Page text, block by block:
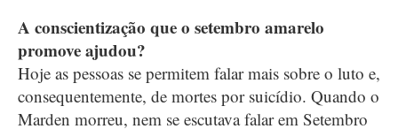
A conscientização que o setembro amarelo
promove ajudou?
Hoje as pessoas se permitem falar mais sobre o luto e,
consequentemente, de mortes por suicídio. Quando o
Marden morreu, nem se escutava falar em Setembro